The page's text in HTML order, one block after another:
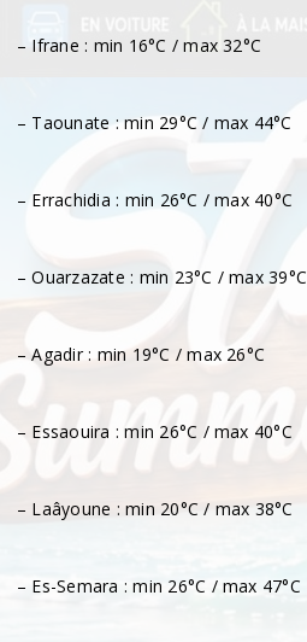
– Ifrane : min 16°C / max 32°C
– Taounate : min 29°C / max 44°C
– Errachidia : min 26°C / max 40°C
– Ouarzazate : min 23°C / max 39°C
– Agadir : min 19°C / max 26°C
– Essaouira : min 26°C / max 40°C
– Laâyoune : min 20°C / max 38°C
– Es-Semara : min 26°C / max 47°C